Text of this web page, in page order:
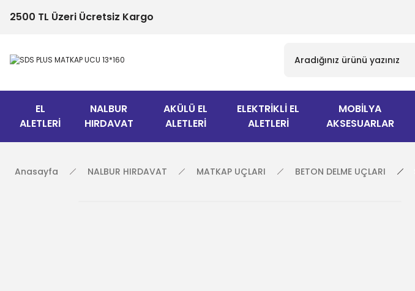
2500 TL Üzeri Ücretsiz Kargo
EL
ALETLERİ
NALBUR
HIRDAVAT
AKÜLÜ EL
ALETLERİ
ELEKTRİKLİ EL
ALETLERİ
MOBİLYA
AKSESUARLAR
Anasayfa NALBUR HIRDAVAT MATKAP UÇLARI BETON DELME UÇLARI